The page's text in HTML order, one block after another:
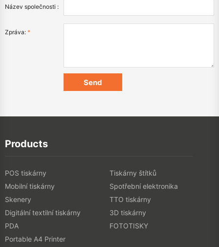
Název společnosti :
Zpráva: *
Products
POS tiskárny
Tiskárny štítků
Mobilní tiskárny
Spotřební elektronika
Skenery
TTO tiskárny
Digitální textilní tiskárny
3D tiskárny
PDA
FOTOTISKY
Portable A4 Printer